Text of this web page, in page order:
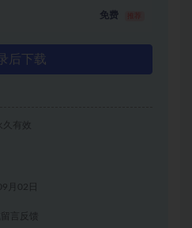
免费
后下载
久有效
月02日
言反馈